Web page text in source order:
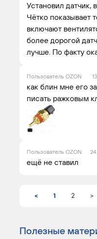
Установил датчик,
Чётко показывает
включают
более дорогой
лучше. По факту
Пользователь OZON
как блин мне его
писать ражковым
Пользователь OZON
ещё не ставил
< 1 2 >
Полезные